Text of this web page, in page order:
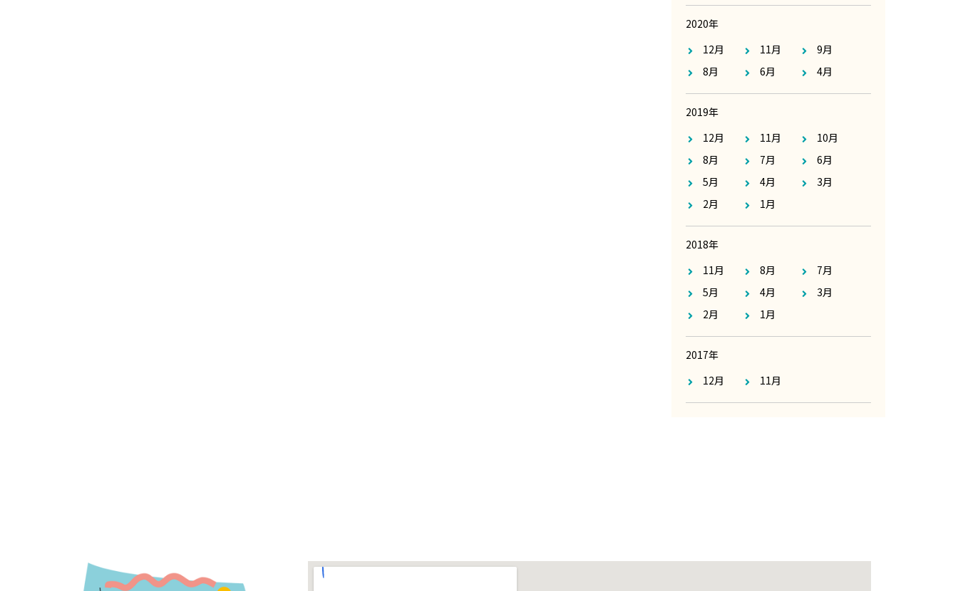
2020年
12月
11月
9月
8月
6月 4月
2019年
12月
11月
10月
8月
7月
6月
5月
4月
3月
2月
1月
2018年
11月
8月
7月
5月
4月
3月
2月
1月
2017年
12月
11月